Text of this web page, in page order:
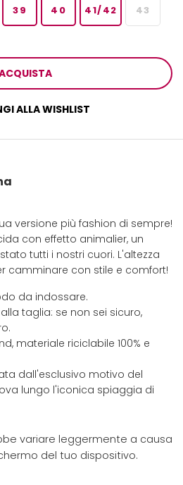
39 40 41/42 43
ALLA WISHLIST
versione più fashion di sempre!
con effetto animalier, un
tutti i nostri cuori. L'altezza
camminare con stile e comfort!
da indossare.
taglia: se non sei sicuro,
materiale riciclabile 100% e
dall'esclusivo motivo del
lungo l'iconica spiaggia di
variare leggermente a causa
del tuo dispositivo.